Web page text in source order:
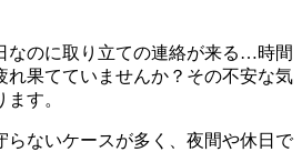
なのに取り立ての連絡が来る…時間
れ果てていませんか？その不安な気
す。
らないケースが多く、夜間や休日で